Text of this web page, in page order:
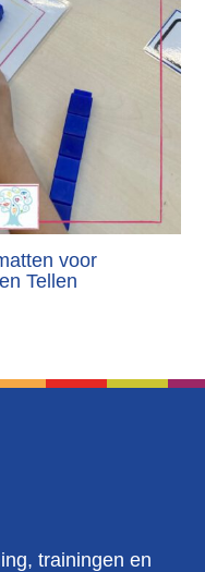
voor
Tellen
trainingen en